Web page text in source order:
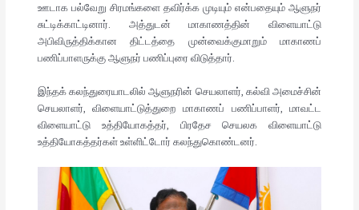
ஊடாக பல்வேறு சிரமங்களை தவிர்க்க முடியும் என்பதையும் ஆளுநர்
சுட்டிக்காட்டினார். அத்துடன் மாகாணத்தின் விளையாட்டு
அபிவிருத்திக்கான திட்டத்தை முன்வைக்குமாறும் மாகாணப்
பணிப்பாளருக்கு ஆளுநர் பணிப்புரை விடுத்தார்.
இந்தக் கலந்துரையாடலில் ஆளுநரின் செயலாளர், கல்வி அமைச்சின்
செயலாளர், விளையாட்டுத்துறை மாகாணப் பணிப்பாளர், மாவட்ட
விளையாட்டு உத்தியோகத்தர், பிரதேச செயலக விளையாட்டு
உத்தியோகத்தர்கள் உள்ளிட்டோர் கலந்துகொண்டனர்.